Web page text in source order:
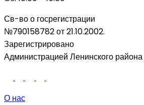
Св-во о госрегистрации
№790158782 от 21.10.2002.
Зарегистрировано
Администрацией Ленинского
О нас